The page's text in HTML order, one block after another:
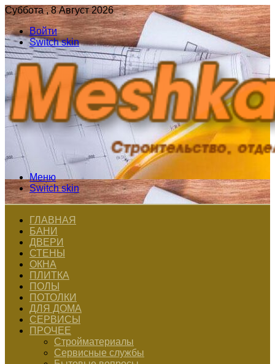
Суббота , 8 Август 2026
Войти
Switch skin
Меню
Switch skin
ГЛАВНАЯ
БАНИ
ДВЕРИ
СТЕНЫ
ОКНА
ПЛИТКА
ПОЛЫ
ПОТОЛКИ
ДЛЯ ДОМА
СЕРВИСЫ
ПРОЧЕЕ
Стройматериалы
Сервисные службы